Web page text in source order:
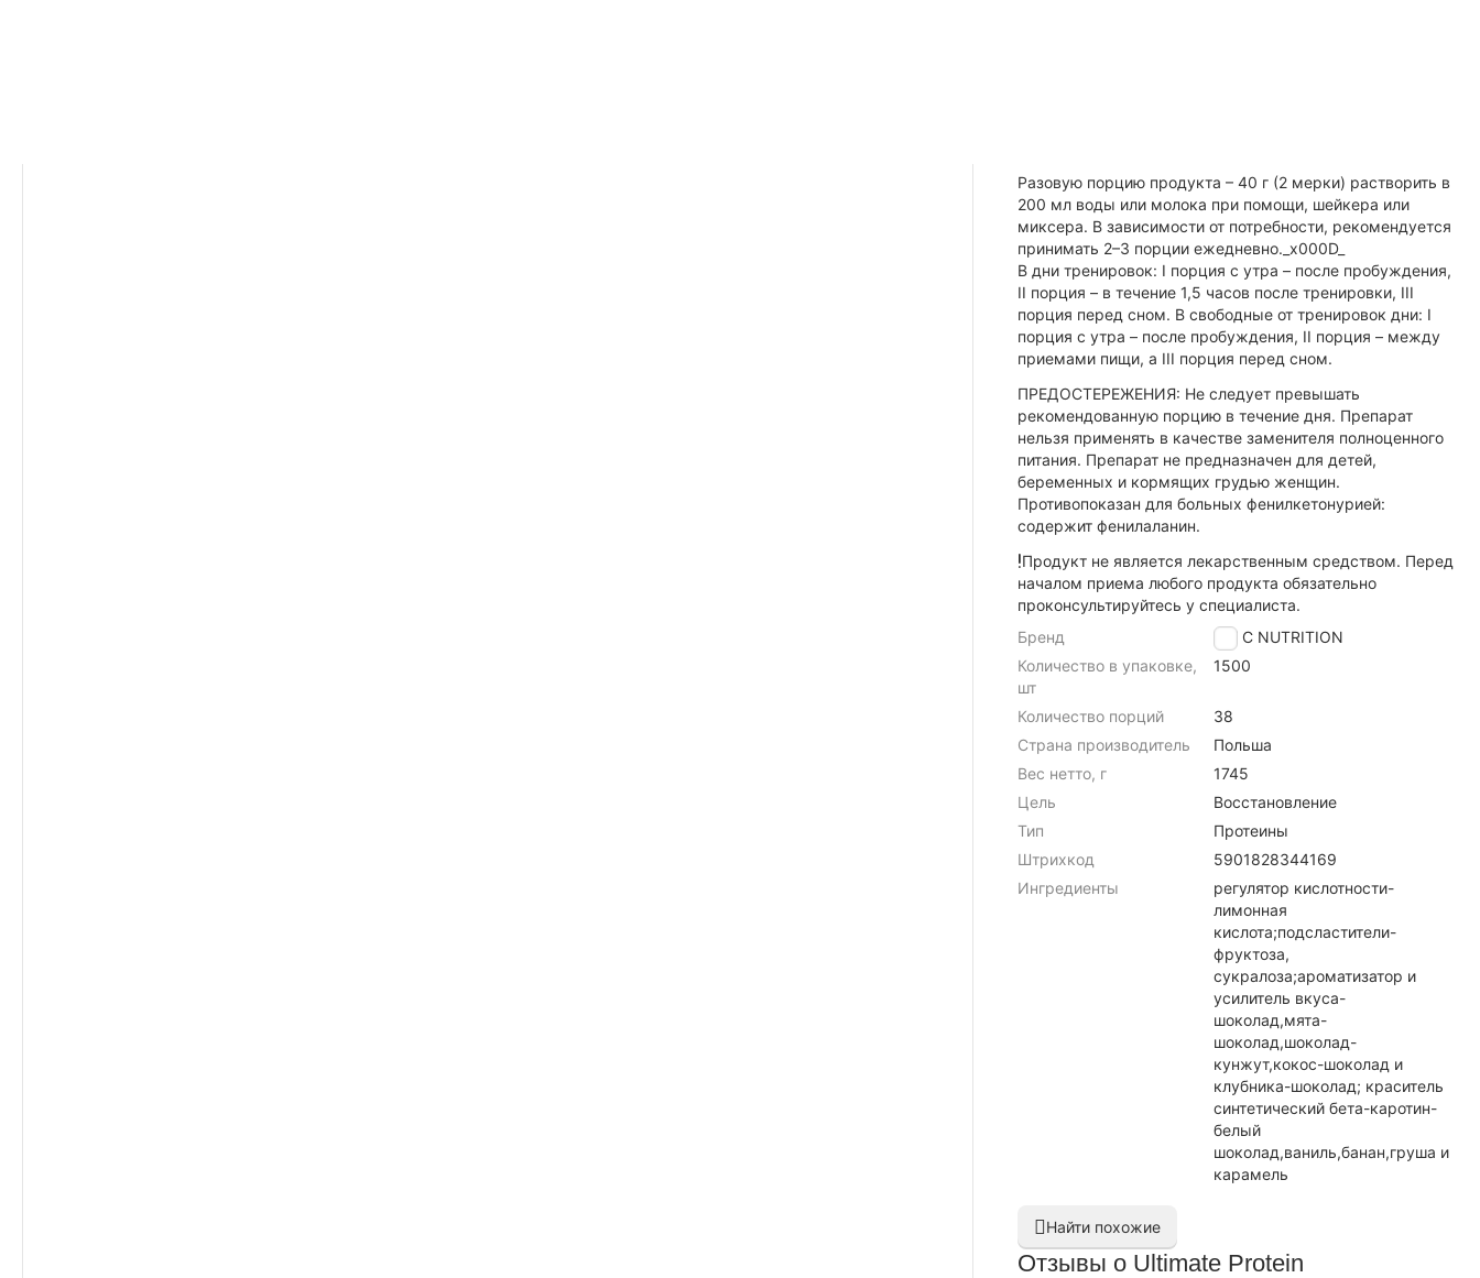
Разовую порцию продукта – 40 г (2 мерки) растворить в
200 мл воды или молока при помощи, шейкера или
миксера. В зависимости от потребности, рекомендуется
принимать 2–3 порции ежедневно._x000D_
В дни тренировок: I порция с утра – после пробуждения,
II порция – в течение 1,5 часов после тренировки, III
порция перед сном. В свободные от тренировок дни: I
порция с утра – после пробуждения, II порция – между
приемами пищи, а III порция перед сном.
ПРЕДОСТЕРЕЖЕНИЯ: Не следует превышать
рекомендованную порцию в течение дня. Препарат
нельзя применять в качестве заменителя полноценного
питания. Препарат не предназначен для детей,
беременных и кормящих грудью женщин.
Противопоказан для больных фенилкетонурией:
содержит фенилаланин.
Продукт не является лекарственным средством. Перед
началом приема любого продукта обязательно
проконсультируйтесь у специалиста.
Бренд
TREC NUTRITION
Количество в упаковке,
шт
1500
Количество порций
38
Страна производитель
Польша
Вес нетто, г
1745
Цель
Восстановление
Тип
Протеины
Штрихкод
5901828344169
Ингредиенты
регулятор кислотности-
лимонная
кислота;подсластители-
фруктоза,
сукралоза;ароматизатор и
усилитель вкуса-
шоколад,мята-
шоколад,шоколад-
кунжут,кокос-шоколад и
клубника-шоколад; краситель
синтетический бета-каротин-
белый
шоколад,ваниль,банан,груша и
карамель
Найти похожие
Отзывы о Ultimate Protein